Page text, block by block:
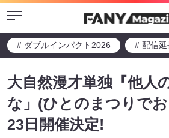
Menu
# ダブルインパクト2026 # 配信延
大自然漫才単独『他人
な」(ひとのまつりで
23日開催決定!